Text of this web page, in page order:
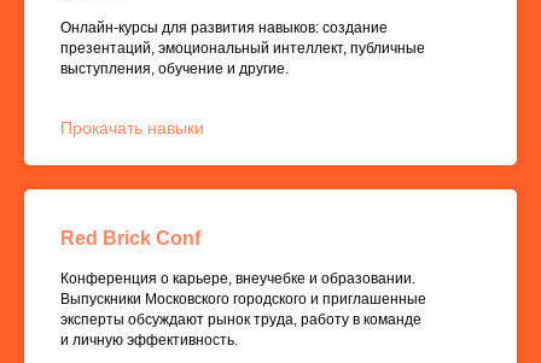
Онлайн-курсы для развития навыков: создание
презентаций, эмоциональный интеллект, публичные
выступления, обучение и другие.
Прокачать навыки
Red Brick Conf
Конференция о карьере, внеучебке и образовании.
Выпускники Московского городского и приглашенные
эксперты обсуждают рынок труда, работу в команде
и личную эффективность.